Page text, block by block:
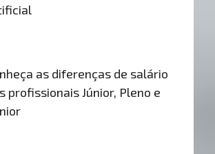
as diferenças de salário
profissionais Júnior, Pleno e